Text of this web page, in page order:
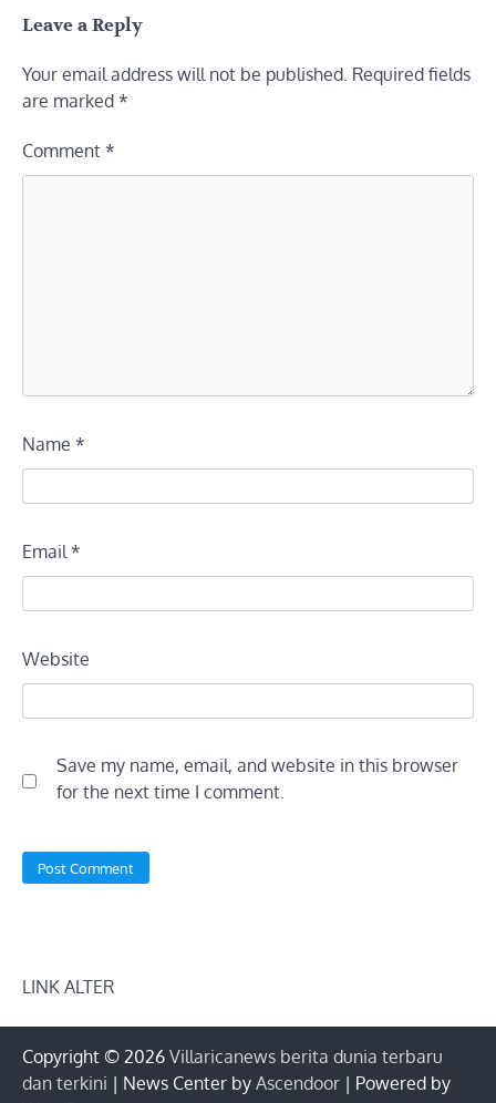
Leave a Reply
Your email address will not be published. Required fields
are marked *
Comment *
Name *
Email *
Website
Save my name, email, and website in this browser
for the next time I comment.
LINK ALTER
Copyright © 2026 Villaricanews berita dunia terbaru
dan terkini | News Center by Ascendoor | Powered by